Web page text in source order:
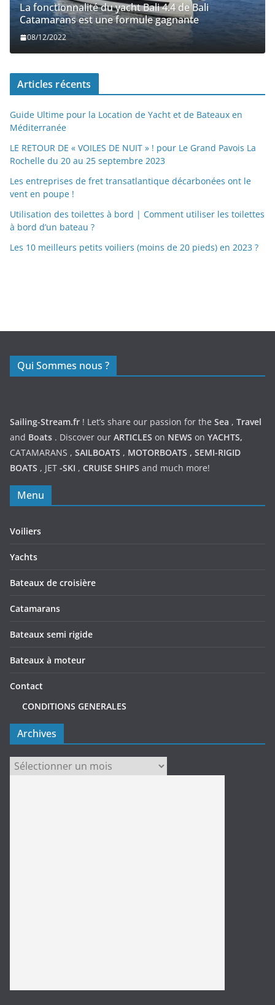
La fonctionnalité du yacht Bali 4.4 de Bali
Catamarans est une formule gagnante
08/12/2022
Articles récents
Guide Ultime pour la Location de Yacht et de Bateaux en
Méditerranée
LE RETOUR DE « VOILES DE NUIT » ! pour Le Grand Pavois La
Rochelle du 20 au 25 septembre 2023
Les entreprises de fret transatlantique décarbonées ont le
vent en poupe !
Utilisation des toilettes à bord | Comment utiliser les toilettes
à bord d’un bateau ?
Les 10 meilleurs petits voiliers (moins de 20 pieds) en 2023 ?
Qui Sommes nous ?
Sailing-Stream.fr ! Let’s share our passion for the Sea , Travel
and Boats . Discover our ARTICLES on NEWS on YACHTS,
CATAMARANS , SAILBOATS , MOTORBOATS , SEMI-RIGID
BOATS , JET -SKI , CRUISE SHIPS and much more!
Menu
Voiliers
Yachts
Bateaux de croisière
Catamarans
Bateaux semi rigide
Bateaux à moteur
Contact
CONDITIONS GENERALES
Archives
Archives